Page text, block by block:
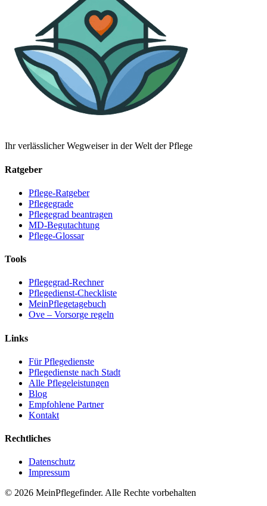
Ihr verlässlicher Wegweiser in der Welt der Pflege
Ratgeber
Pflege-Ratgeber
Pflegegrade
Pflegegrad beantragen
MD-Begutachtung
Pflege-Glossar
Tools
Pflegegrad-Rechner
Pflegedienst-Checkliste
MeinPflegetagebuch
Ove – Vorsorge regeln
Links
Für Pflegedienste
Pflegedienste nach Stadt
Alle Pflegeleistungen
Blog
Empfohlene Partner
Kontakt
Rechtliches
Datenschutz
Impressum
© 2026 MeinPflegefinder. Alle Rechte vorbehalten